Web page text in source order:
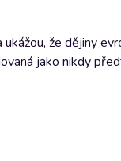
že dějiny
jako nikdy